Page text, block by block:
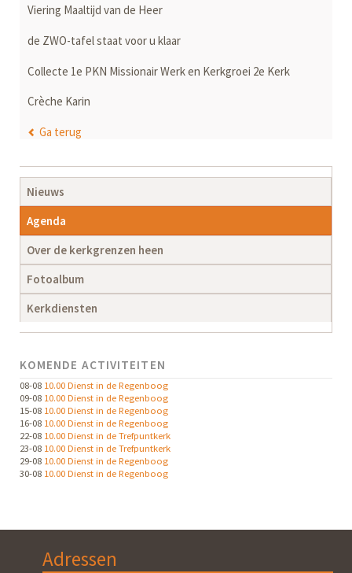
Viering Maaltijd van de Heer
de ZWO-tafel staat voor u klaar
Collecte 1e PKN Missionair Werk en Kerkgroei 2e Kerk
Crèche Karin
Ga terug
Navigatie
overslaan
Nieuws
Agenda
Over de kerkgrenzen heen
Fotoalbum
Kerkdiensten
KOMENDE ACTIVITEITEN
08-08 10.00 Dienst in de Regenboog
09-08 10.00 Dienst in de Regenboog
15-08 10.00 Dienst in de Regenboog
16-08 10.00 Dienst in de Regenboog
22-08 10.00 Dienst in de Trefpuntkerk
23-08 10.00 Dienst in de Trefpuntkerk
29-08 10.00 Dienst in de Regenboog
30-08 10.00 Dienst in de Regenboog
Adressen